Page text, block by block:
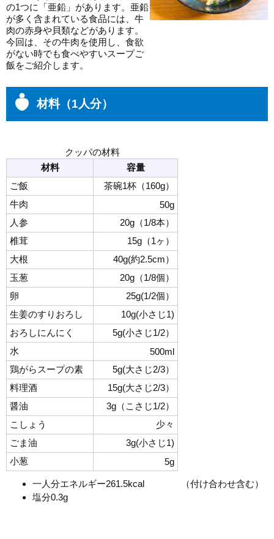
の1つに「亜鉛」があります。亜鉛
が多く含まれている食品には、牛
肉の赤身や貝類などがあります。
今回は、その牛肉を使用し、食欲
がない時でも食べやすいスープご
飯をご紹介します。
材料（1人分）
クッパの材料
材料
容量
ご飯
茶碗1杯（160g）
牛肉
50g
人参
20g（1/8本）
椎茸
15g（1ヶ）
大根
40g(約2.5cm）
玉葱
20g（1/8個）
卵
25g(1/2個）
生姜のすりおろし
10g(小さじ1)
おろしにんにく
5g(小さじ1/2）
水
500ml
鶏がらスープの素
5g(大さじ2/3）
料理酒
15g(大さじ2/3）
醤油
3g（こさじ1/2）
こしょう
少々
ごま油
3g(小さじ1)
小葱
5g
一人分エネルギー261.5kcal （付け合わせ含む）
塩分0.3g